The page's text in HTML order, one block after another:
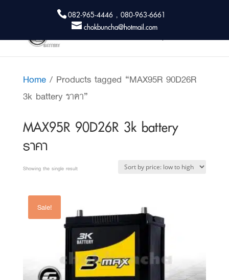
082-965-4446 , 080-963-6661
chokbuncha@hotmail.com
Home/ Products tagged “MAX95R 90D26R
3k battery ราคา”
MAX95R 90D26R 3k battery
ราคา
Showing the single result
Sale!